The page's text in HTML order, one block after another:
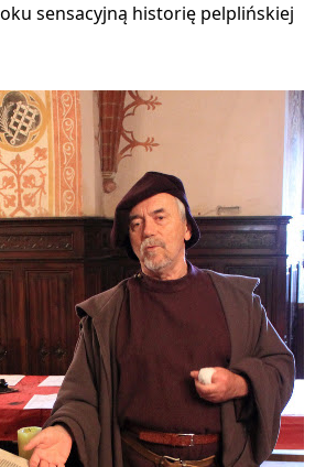
sensacyjną historię pelplińskiej